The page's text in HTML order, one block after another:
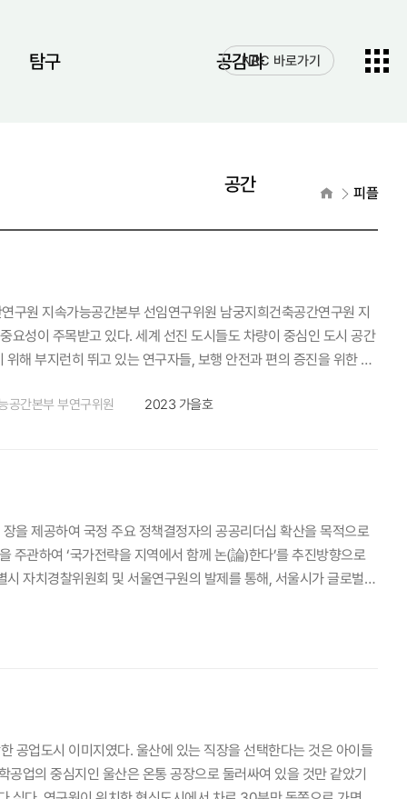
탐구 공감과
공간
NRC 바로가기
전체메
열기
홈으로
피플
요성이 주목받고 있다. 세계 선진 도시들도 차량이 중심인 도시 공간
해 부지런히 뛰고 있는 연구자들, 보행 안전과 편의 증진을 위한 연
심을 갖고 관련 연구를 해왔습니다. 현재 보행환경연구센터장을
넘어서서 그것을 뒷받침하고 연결해주는 보행 공간에 관심을 갖게
소, 지역경제 활성화 등 굉장히 다양한 부분과 긴밀하게 연결돼 있
는 생각이 들었어요. 그런 이유로 이 분야를 열심히 연구해봐야겠
내서 개선해나가는 과정에 매력을 느꼈는데요. 그런 측면에서 주
점이겠죠. 처음 보행 연구를 시작할 때만 해도 그런 법령이 없었으
과정에서 우리 연구원이 시범사업의 설계나 운영, 평가 등에 대해
선도로를 포함해 기존 보행환경 개선을 위한 시범사업들은 최종적
에서 해줘야 하는 역할이나 권한도 점점 늘어나고 있고요. 그런 맥
공간본부 부연구위원 2023 가을호
을 제공하여 국정 주요 정책결정자의 공공리더십 확산을 목적으로
관하여 ‘국가전략을 지역에서 함께 논(論)한다’를 추진방향으로
자치경찰위원회 및 서울연구원의 발제를 통해, 서울시가 글로벌
제로 개최되었다. 포럼을 주관한 하태훈 한국형사·법무정책연구원
섭 서울특별시 자치경찰위원회 상임위원은 경찰 및 자치경찰의 연
된 이후, 2020년 신 경찰법 제정을 통해 2021년에 전국적으로 실
국가사무(경찰청장), 수사사무(국가수사본부), 자치사무(자치경찰
순찰대 등의 시민참여형 치안활동과 한강경찰대, 지하철 경찰대, 관
공업도시 이미지였다. 울산에 있는 직장을 선택한다는 것은 아이들
업의 중심지인 울산은 온통 공장으로 둘러싸여 있을 것만 같았기